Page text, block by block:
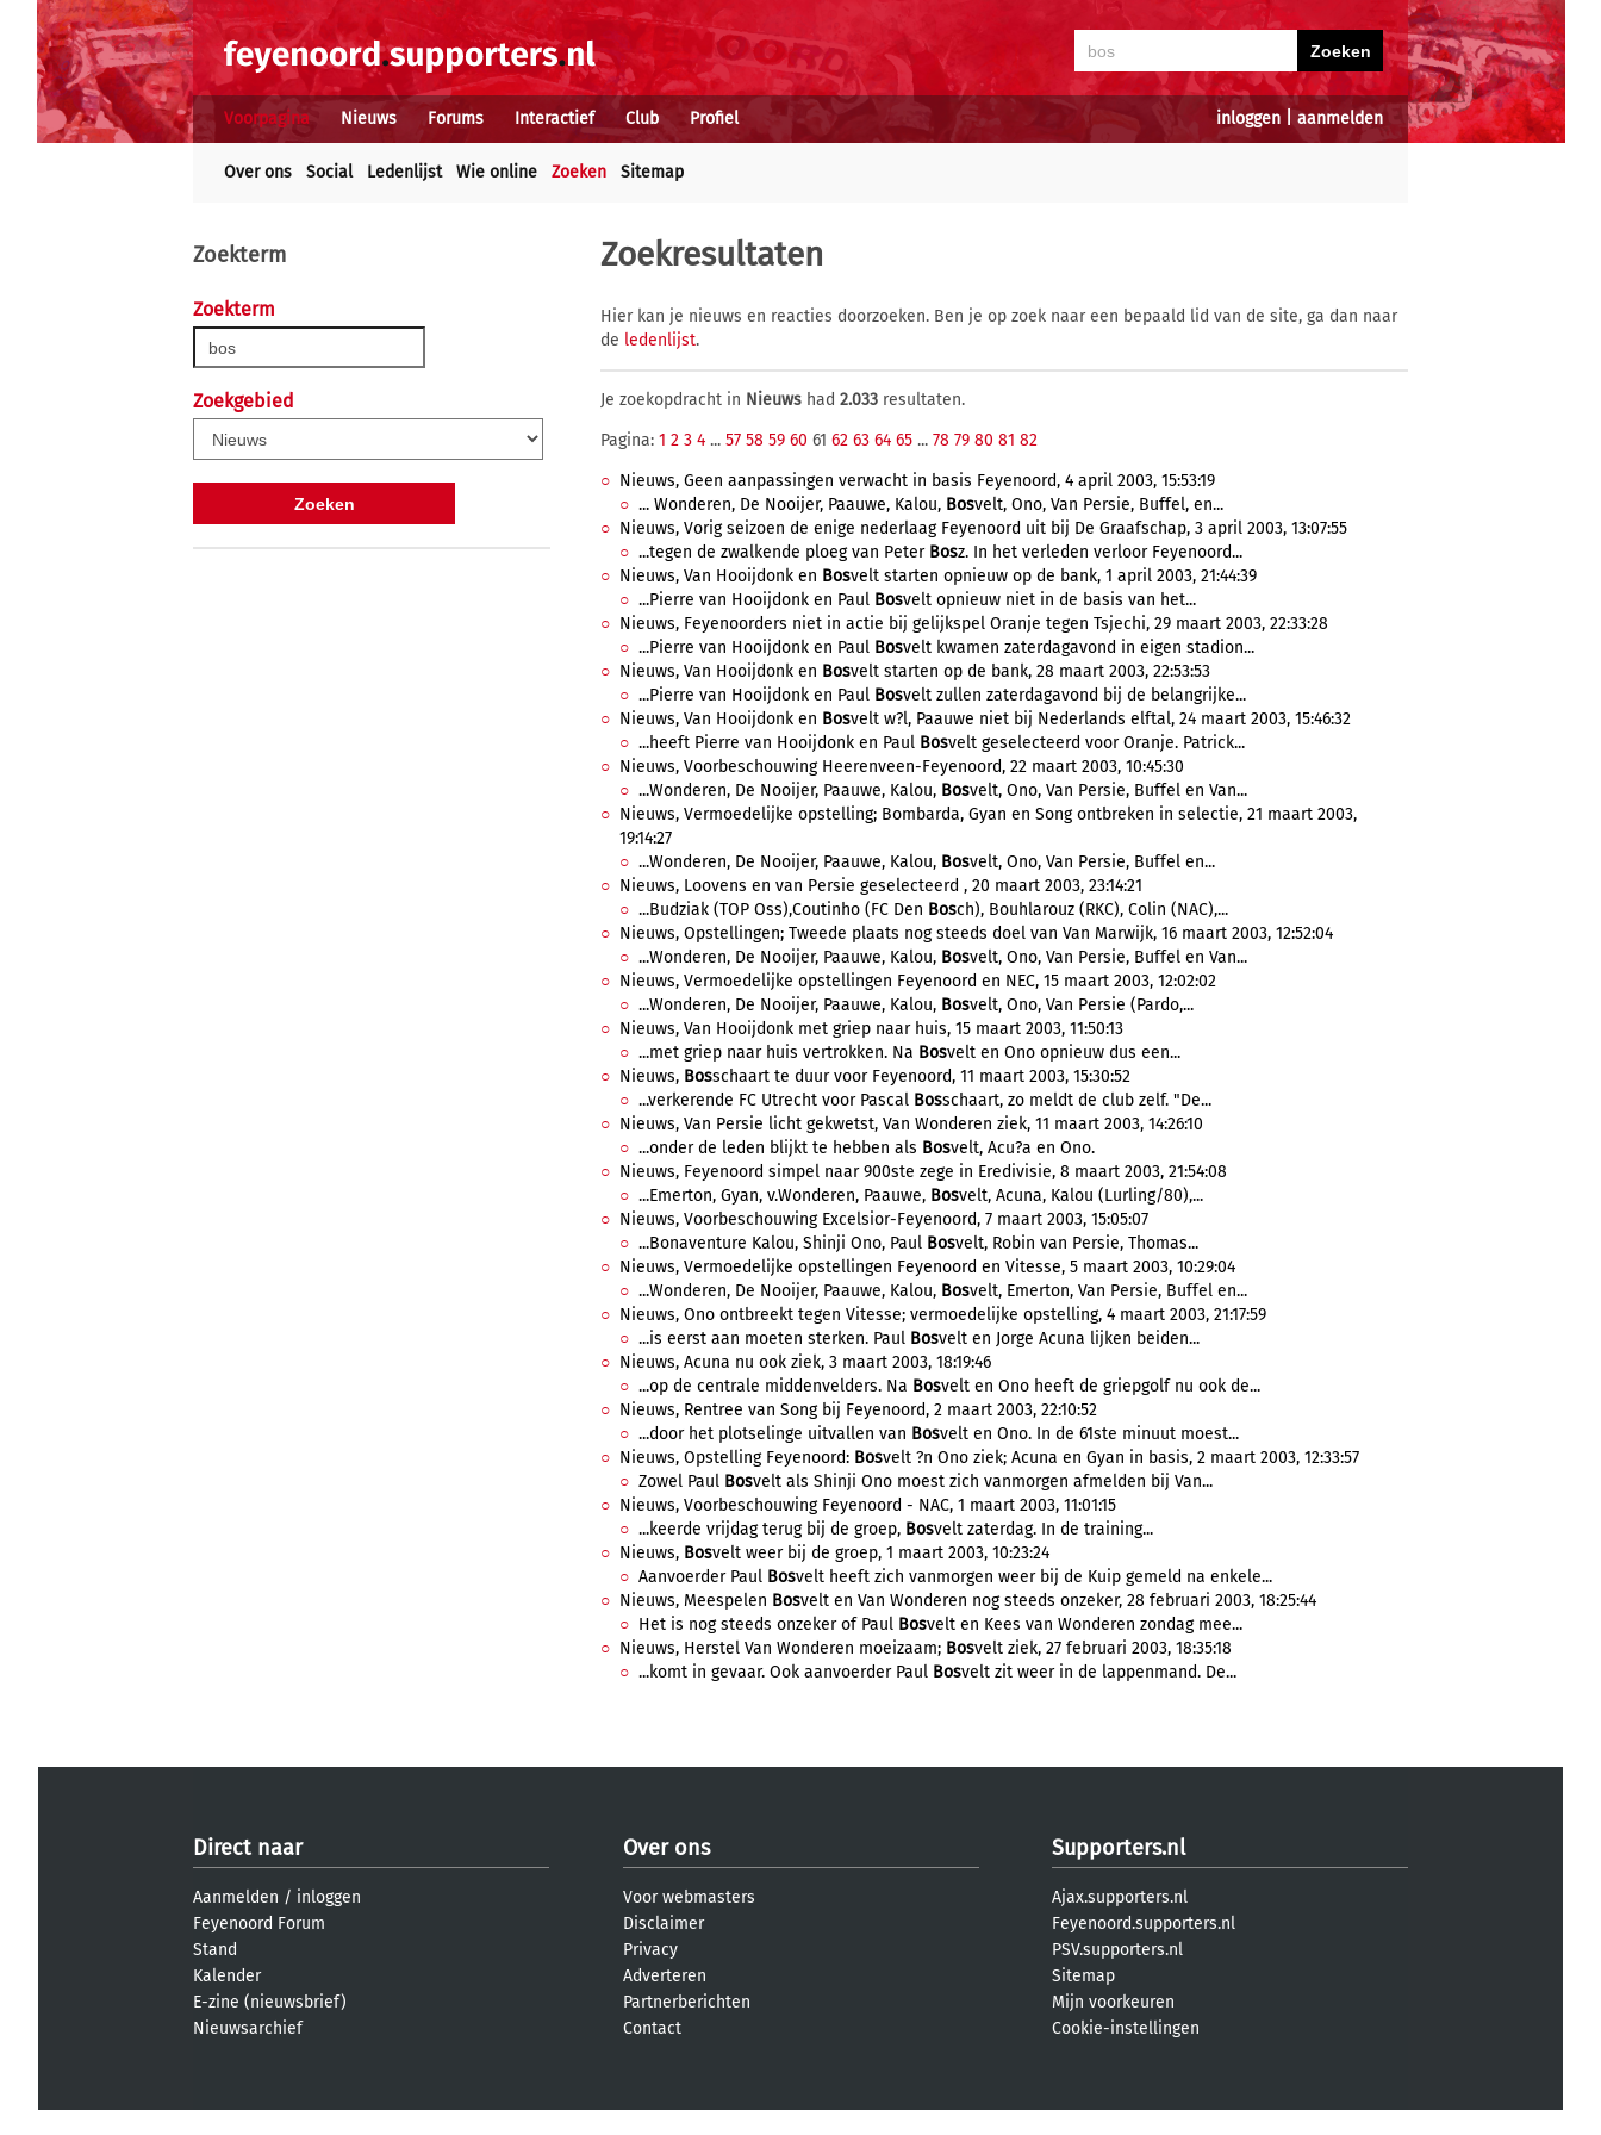
inloggen aanmelden
Voorpagina Nieuws Forums Interactief Club Profiel
Over ons Social Ledenlijst Wie online Zoeken Sitemap
Zoekterm
Zoekterm
Zoekgebied
Zoekresultaten
Hier kan je nieuws en reacties doorzoeken. Ben je op zoek naar een bepaald lid van de site, ga dan naar
de ledenlijst.
Je zoekopdracht in Nieuws had 2.033 resultaten.
Pagina: 1 2 3 4 ... 57 58 59 60 61 62 63 64 65 ... 78 79 80 81 82
Nieuws, Geen aanpassingen verwacht in basis Feyenoord, 4 april 2003, 15:53:19
... Wonderen, De Nooijer, Paauwe, Kalou, Bosvelt, Ono, Van Persie, Buffel, en...
Nieuws, Vorig seizoen de enige nederlaag Feyenoord uit bij De Graafschap, 3 april 2003, 13:07:55
...tegen de zwalkende ploeg van Peter Bosz. In het verleden verloor Feyenoord...
Nieuws, Van Hooijdonk en Bosvelt starten opnieuw op de bank, 1 april 2003, 21:44:39
...Pierre van Hooijdonk en Paul Bosvelt opnieuw niet in de basis van het...
Nieuws, Feyenoorders niet in actie bij gelijkspel Oranje tegen Tsjechi, 29 maart 2003, 22:33:28
...Pierre van Hooijdonk en Paul Bosvelt kwamen zaterdagavond in eigen stadion...
Nieuws, Van Hooijdonk en Bosvelt starten op de bank, 28 maart 2003, 22:53:53
...Pierre van Hooijdonk en Paul Bosvelt zullen zaterdagavond bij de belangrijke...
Nieuws, Van Hooijdonk en Bosvelt w?l, Paauwe niet bij Nederlands elftal, 24 maart 2003, 15:46:32
...heeft Pierre van Hooijdonk en Paul Bosvelt geselecteerd voor Oranje. Patrick...
Nieuws, Voorbeschouwing Heerenveen-Feyenoord, 22 maart 2003, 10:45:30
...Wonderen, De Nooijer, Paauwe, Kalou, Bosvelt, Ono, Van Persie, Buffel en Van...
Nieuws, Vermoedelijke opstelling; Bombarda, Gyan en Song ontbreken in selectie, 21 maart 2003,
19:14:27
...Wonderen, De Nooijer, Paauwe, Kalou, Bosvelt, Ono, Van Persie, Buffel en...
Nieuws, Loovens en van Persie geselecteerd , 20 maart 2003, 23:14:21
...Budziak (TOP Oss),Coutinho (FC Den Bosch), Bouhlarouz (RKC), Colin (NAC),...
Nieuws, Opstellingen; Tweede plaats nog steeds doel van Van Marwijk, 16 maart 2003, 12:52:04
...Wonderen, De Nooijer, Paauwe, Kalou, Bosvelt, Ono, Van Persie, Buffel en Van...
Nieuws, Vermoedelijke opstellingen Feyenoord en NEC, 15 maart 2003, 12:02:02
...Wonderen, De Nooijer, Paauwe, Kalou, Bosvelt, Ono, Van Persie (Pardo,...
Nieuws, Van Hooijdonk met griep naar huis, 15 maart 2003, 11:50:13
...met griep naar huis vertrokken. Na Bosvelt en Ono opnieuw dus een...
Nieuws, Bosschaart te duur voor Feyenoord, 11 maart 2003, 15:30:52
...verkerende FC Utrecht voor Pascal Bosschaart, zo meldt de club zelf. "De...
Nieuws, Van Persie licht gekwetst, Van Wonderen ziek, 11 maart 2003, 14:26:10
...onder de leden blijkt te hebben als Bosvelt, Acu?a en Ono.
Nieuws, Feyenoord simpel naar 900ste zege in Eredivisie, 8 maart 2003, 21:54:08
...Emerton, Gyan, v.Wonderen, Paauwe, Bosvelt, Acuna, Kalou (Lurling/80),...
Nieuws, Voorbeschouwing Excelsior-Feyenoord, 7 maart 2003, 15:05:07
...Bonaventure Kalou, Shinji Ono, Paul Bosvelt, Robin van Persie, Thomas...
Nieuws, Vermoedelijke opstellingen Feyenoord en Vitesse, 5 maart 2003, 10:29:04
...Wonderen, De Nooijer, Paauwe, Kalou, Bosvelt, Emerton, Van Persie, Buffel en...
Nieuws, Ono ontbreekt tegen Vitesse; vermoedelijke opstelling, 4 maart 2003, 21:17:59
...is eerst aan moeten sterken. Paul Bosvelt en Jorge Acuna lijken beiden...
Nieuws, Acuna nu ook ziek, 3 maart 2003, 18:19:46
...op de centrale middenvelders. Na Bosvelt en Ono heeft de griepgolf nu ook de...
Nieuws, Rentree van Song bij Feyenoord, 2 maart 2003, 22:10:52
...door het plotselinge uitvallen van Bosvelt en Ono. In de 61ste minuut moest...
Nieuws, Opstelling Feyenoord: Bosvelt ?n Ono ziek; Acuna en Gyan in basis, 2 maart 2003, 12:33:57
Zowel Paul Bosvelt als Shinji Ono moest zich vanmorgen afmelden bij Van...
Nieuws, Voorbeschouwing Feyenoord - NAC, 1 maart 2003, 11:01:15
...keerde vrijdag terug bij de groep, Bosvelt zaterdag. In de training...
Nieuws, Bosvelt weer bij de groep, 1 maart 2003, 10:23:24
Aanvoerder Paul Bosvelt heeft zich vanmorgen weer bij de Kuip gemeld na enkele...
Nieuws, Meespelen Bosvelt en Van Wonderen nog steeds onzeker, 28 februari 2003, 18:25:44
Het is nog steeds onzeker of Paul Bosvelt en Kees van Wonderen zondag mee...
Nieuws, Herstel Van Wonderen moeizaam; Bosvelt ziek, 27 februari 2003, 18:35:18
...komt in gevaar. Ook aanvoerder Paul Bosvelt zit weer in de lappenmand. De...
Direct naar
Aanmelden / inloggen
Feyenoord Forum
Stand
Kalender
E-zine (nieuwsbrief)
Nieuwsarchief
Over ons
Voor webmasters
Disclaimer
Privacy
Adverteren
Partnerberichten
Contact
Supporters.nl
Ajax.supporters.nl
Feyenoord.supporters.nl
PSV.supporters.nl
Sitemap
Mijn voorkeuren
Cookie-instellingen